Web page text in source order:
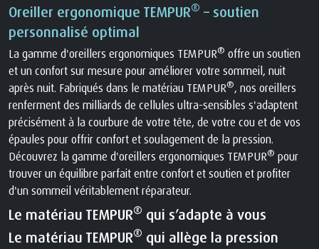
Oreiller ergonomique TEMPUR® – soutien
personnalisé optimal
La gamme d'oreillers ergonomiques TEMPUR® offre un soutien
et un confort sur mesure pour améliorer votre sommeil, nuit
après nuit. Fabriqués dans le matériau TEMPUR®, nos oreillers
renferment des milliards de cellules ultra-sensibles s'adaptent
précisément à la courbure de votre tête, de votre cou et de vos
épaules pour offrir confort et soulagement de la pression.
Découvrez la gamme d'oreillers ergonomiques TEMPUR® pour
trouver un équilibre parfait entre confort et soutien et profiter
d'un sommeil véritablement réparateur.
Le matériau TEMPUR® qui s’adapte à vous
Le matériau TEMPUR® qui allège la pression